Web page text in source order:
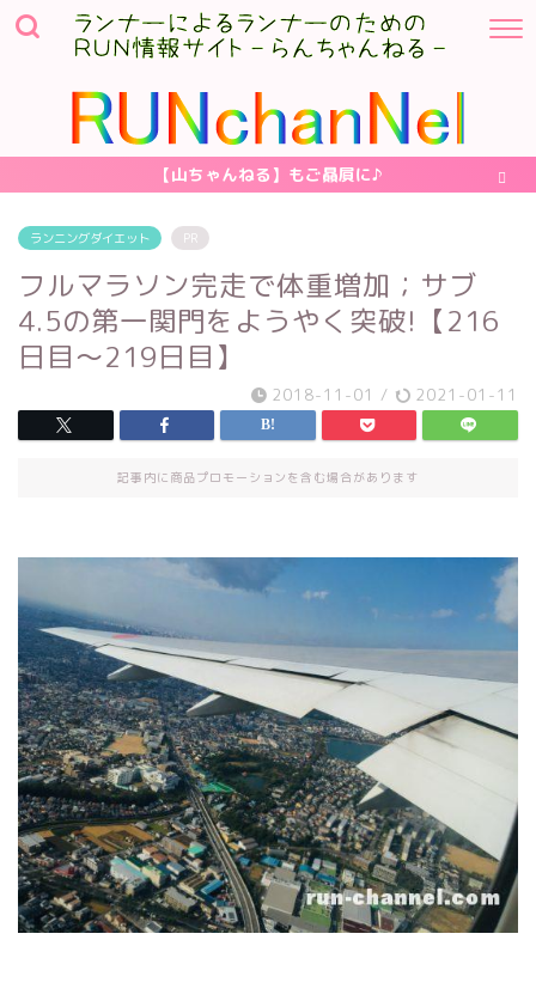
【山ちゃんねる】もご贔屓に♪
ランニングダイエット PR
フルマラソン完走で体重増加；サブ
4.5の第一関門をようやく突破!【216
日目～219日目】
2018-11-01 / 2021-01-11
記事内に商品プロモーションを含む場合があります